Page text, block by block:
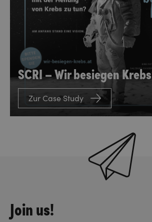
SCRI – Wir besiegen Krebs
Zur Case Study
Join us!